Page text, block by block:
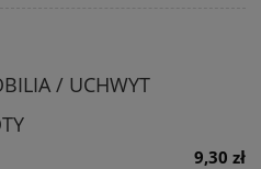
/ UCHWYT
9,30 zł